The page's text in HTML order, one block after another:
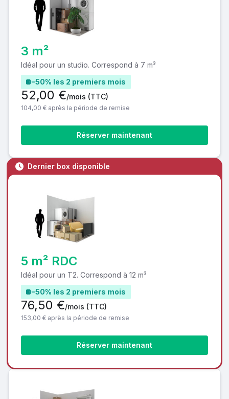
3 m²
Idéal pour un studio. Correspond à 7 m³
-50% les 2 premiers mois
Réserver maintenant
52,00 €/mois (TTC)
104,00 € après la période de remise
Dernier box disponible
5 m² RDC
Idéal pour un T2. Correspond à 12 m³
-50% les 2 premiers mois
Réserver maintenant
76,50 €/mois (TTC)
153,00 € après la période de remise